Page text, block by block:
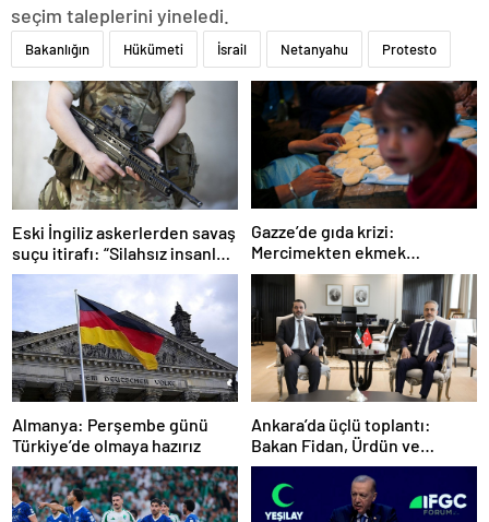
seçim taleplerini yineledi.
Bakanlığın Hükümeti İsrail Netanyahu Protesto
Eski İngiliz askerlerden savaş
suçu itirafı: “Silahsız insanları
uykuda öldürdüler”
Gazze’de gıda krizi:
Mercimekten ekmek
yapıyorlar
Almanya: Perşembe günü
Türkiye’de olmaya hazırız
Ankara’da üçlü toplantı:
Bakan Fidan, Ürdün ve
Suriyeli mevkidaşlarıyla
görüştü